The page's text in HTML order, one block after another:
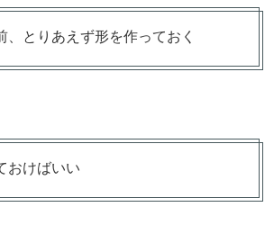
、とりあえず形を作っておく
おけばいい